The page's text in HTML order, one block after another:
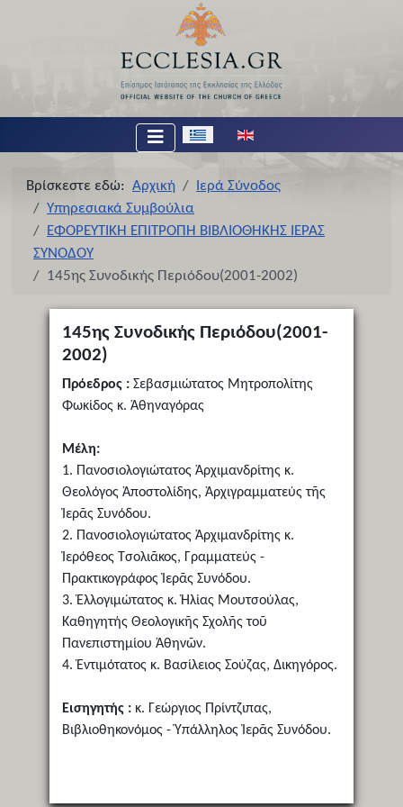
Επιλέξτε τη γλώσσα σας
Βρίσκεστε εδώ: Αρχική
Ιερά Σύνοδος
Υπηρεσιακά Συμβούλια
ΕΦΟΡΕΥΤΙΚΗ ΕΠΙΤΡΟΠΗ ΒΙΒΛΙΟΘΗΚΗΣ ΙΕΡΑΣ
ΣΥΝΟΔΟΥ
145ης Συνοδικής Περιόδου(2001-2002)
145ης Συνοδικής Περιόδου(2001-
2002)
Πρόεδρος :Σεβασμιώτατος Μητροπολίτης
Φωκίδος κ. Ἀθηναγόρας
Μέλη:
1. Πανοσιολογιώτατος Ἀρχιμανδρίτης κ.
Θεολόγος Ἀποστολίδης, Ἀρχιγραμματεύς τῆς
Ἱερᾶς Συνόδου.
2. Πανοσιολογιώτατος Ἀρχιμανδρίτης κ.
Ἱερόθεος Τσολιᾶκος, Γραμματεύς -
Πρακτικογράφος Ἱερᾶς Συνόδου.
3. Ἐλλογιμώτατος κ. Ἠλίας Μουτσούλας,
Καθηγητής Θεολογικῆς Σχολῆς τοῦ
Πανεπιστημίου Ἀθηνῶν.
4. Ἐντιμότατος κ. Βασίλειος Σούζας, Δικηγόρος.
Εισηγητής :κ. Γεώργιος Πρίντζιπας,
Βιβλιοθηκονόμος - Ὑπάλληλος Ἱερᾶς Συνόδου.